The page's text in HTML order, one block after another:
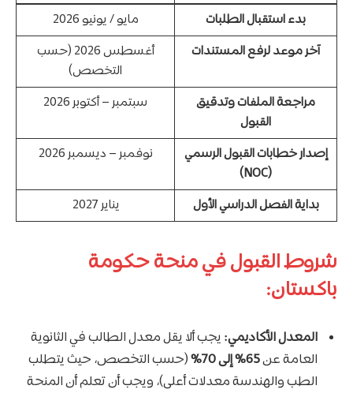
بدء استقبال الطلبات
مايو / يونيو 2026
آخر موعد لرفع المستندات
أغسطس 2026 (حسب
التخصص)
مراجعة الملفات وتدقيق
القبول
سبتمبر – أكتوبر 2026
إصدار خطابات القبول الرسمي
(NOC)
نوفمبر – ديسمبر 2026
بداية الفصل الدراسي الأول يناير 2027
شروط القبول في منحة حكومة
باكستان:
المعدل الأكاديمي: يجب ألا يقل معدل الطالب في الثانوية
العامة عن65% إلى 70%
(حسب التخصص، حيث يتطلب
الطب والهندسة معدلات أعلى)، ويجب أن تعلم أن المنحة